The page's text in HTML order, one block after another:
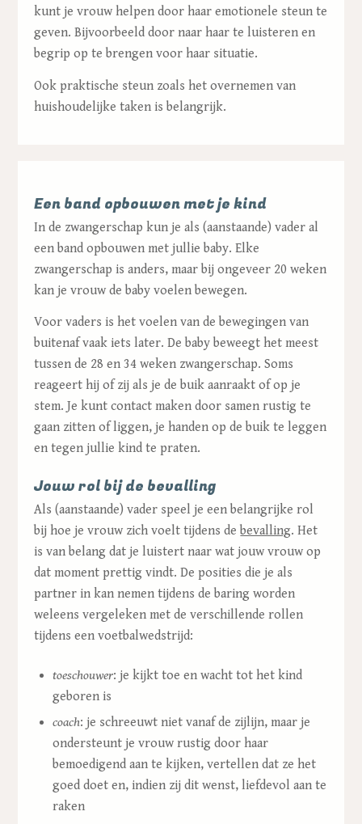
kunt je vrouw helpen door haar emotionele steun te
geven. Bijvoorbeeld door naar haar te luisteren en
begrip op te brengen voor haar situatie.
Ook praktische steun zoals het overnemen van
huishoudelijke taken is belangrijk.
Een band opbouwen met je kind
In de zwangerschap kun je als (aanstaande) vader al
een band opbouwen met jullie baby. Elke
zwangerschap is anders, maar bij ongeveer 20 weken
kan je vrouw de baby voelen bewegen.
Voor vaders is het voelen van de bewegingen van
buitenaf vaak iets later. De baby beweegt het meest
tussen de 28 en 34 weken zwangerschap. Soms
reageert hij of zij als je de buik aanraakt of op je
stem. Je kunt contact maken door samen rustig te
gaan zitten of liggen, je handen op de buik te leggen
en tegen jullie kind te praten.
Jouw rol bij de bevalling
Als (aanstaande) vader speel je een belangrijke rol
bij hoe je vrouw zich voelt tijdens debevalling. Het
is van belang dat je luistert naar wat jouw vrouw op
dat moment prettig vindt. De posities die je als
partner in kan nemen tijdens de baring worden
weleens vergeleken met de verschillende rollen
tijdens een voetbalwedstrijd:
toeschouwer: je kijkt toe en wacht tot het kind
geboren is
coach: je schreeuwt niet vanaf de zijlijn, maar je
ondersteunt je vrouw rustig door haar
bemoedigend aan te kijken, vertellen dat ze het
goed doet en, indien zij dit wenst, liefdevol aan te
raken